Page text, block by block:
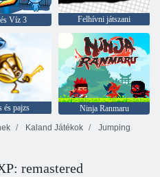
Víz 3 Felhívni játszani
és pajzs
Ninja Ranmaru
Kaland Játékok
Jumping
remastered